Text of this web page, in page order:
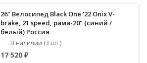
26" Велосипед Black One '22 Onix V-
brake, 21 speed, рама-20" (синий /
белый) Россия
В наличии (3 шт.)
17 520 ₽